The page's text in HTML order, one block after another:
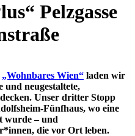
Pelzgasse
„Wohnbares Wien“ laden wir
und neugestaltete,
Unser dritter Stopp
Fünfhaus, wo eine
wurde – und
die vor Ort leben.